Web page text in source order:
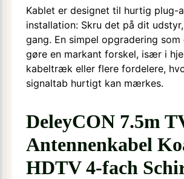
Kablet er designet til hurtig plug-
installation: Skru det på dit
gang. En simpel opgradering
gøre en markant forskel, især i
kabel­træk eller flere fordelere,
signal­tab hurtigt kan mærkes.
DeleyCON 7.5m
Antennenkabel
HDTV 4-fach